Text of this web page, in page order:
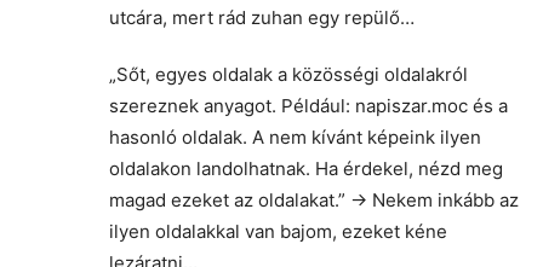
utcára, mert rád zuhan egy repülő…
„Sőt, egyes oldalak a közösségi oldalakról
szereznek anyagot. Például: napiszar.moc és a
hasonló oldalak. A nem kívánt képeink ilyen
oldalakon landolhatnak. Ha érdekel, nézd meg
magad ezeket az oldalakat.” -> Nekem inkább az
ilyen oldalakkal van bajom, ezeket kéne